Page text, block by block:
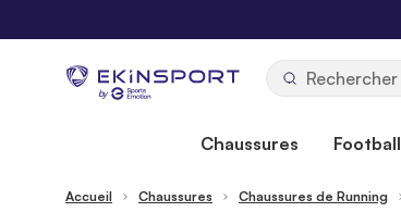
by
Chaussures Football
Accueil Chaussures Chaussures de Running